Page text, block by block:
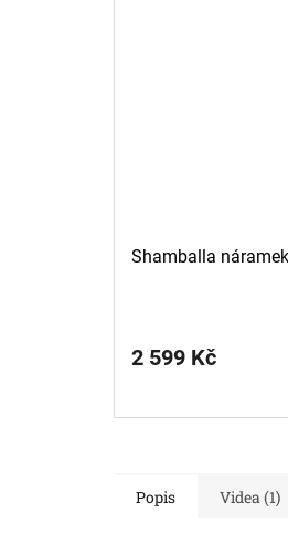
Shamballa
2 599 Kč
Popis Videa (1)